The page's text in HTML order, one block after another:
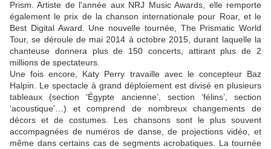
Prism. Artiste de l'année aux NRJ Music Awards, elle remporte
également le prix de la chanson internationale pour Roar, et le
Best Digital Award. Une nouvelle tournée, The Prismatic World
Tour, se déroule de mai 2014 à octobre 2015, durant laquelle la
chanteuse donnera plus de 150 concerts, attirant plus de 2
millions de spectateurs.
Une fois encore, Katy Perry travaille avec le concepteur Baz
Halpin. Le spectacle à grand déploiement est divisé en plusieurs
tableaux (section ‘Égypte ancienne’, section ‘félins’, section
‘acoustique’…) et comprend de nombreux changements de
décors et de costumes. Les chansons sont le plus souvent
accompagnées de numéros de danse, de projections vidéo, et
même dans certains cas de segments acrobatiques. La tournée